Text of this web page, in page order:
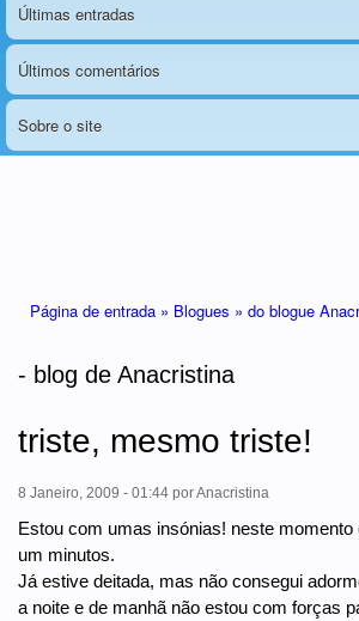
Últimas entradas
Últimos comentários
Sobre o site
Página de entrada » Blogues » do blogue
- blog de Anacristina
triste, mesmo triste!
8 Janeiro, 2009 - 01:44 porAnacristina
Estou com umas insónias! neste momento
um minutos.
Já estive deitada, mas não consegui
a noite e de manhã não estou com forças